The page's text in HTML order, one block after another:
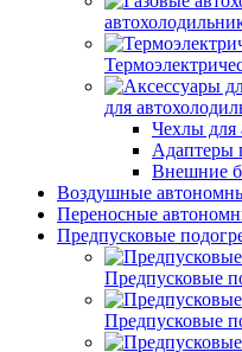
для
Чехлы для
Адаптеры
Внешние
Воздушные
Переносные
Предпусковые
Предпусковые
Предпусковые